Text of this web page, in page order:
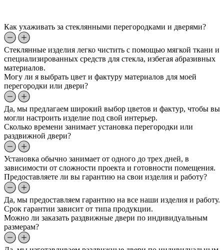
Как ухаживать за стеклянными перегородками и дверями?
Стеклянные изделия легко чистить с помощью мягкой ткани и
специализированных средств для стекла, избегая абразивных
материалов.
Могу ли я выбрать цвет и фактуру материалов для моей
перегородки или двери?
Да, мы предлагаем широкий выбор цветов и фактур, чтобы вы
могли настроить изделие под свой интерьер.
Сколько времени занимает установка перегородки или
раздвижной двери?
Установка обычно занимает от одного до трех дней, в
зависимости от сложности проекта и готовности помещения.
Предоставляете ли вы гарантию на свои изделия и работу?
Да, мы предоставляем гарантию на все наши изделия и работу.
Срок гарантии зависит от типа продукции.
Можно ли заказать раздвижные двери по индивидуальным
размерам?